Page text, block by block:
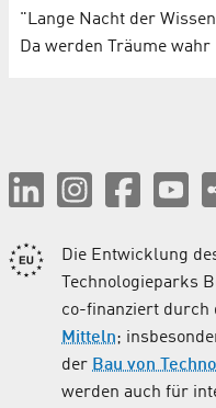
"Lange Nacht der
Da werden Träume wahr
Die Entwicklung
Technologieparks
co-finanziert durch
Mitteln;
der Bau von
werden auch für